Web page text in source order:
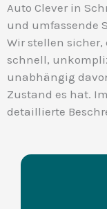
Auto Clever in
und umfassende
Wir stellen sicher,
schnell,
unabhängig
Zustand es hat.
detaillierte